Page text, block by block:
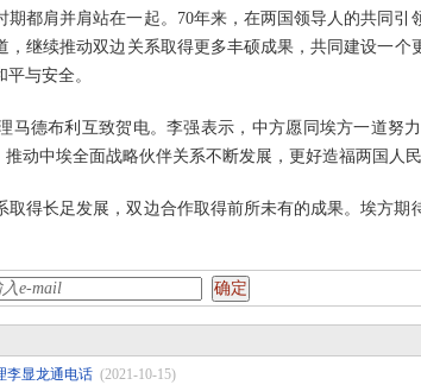
期都肩并肩站在一起。70年来，在两国领导人的共同
，继续推动双边关系取得更多丰硕成果，共同建设一
与安全。
马德布利互致贺电。李强表示，中方愿同埃方一道努
动中埃全面战略伙伴关系不断发展，更好造福两国人民
取得长足发展，双边合作取得前所未有的成果。埃方
李显龙通电话 (2021-10-15)